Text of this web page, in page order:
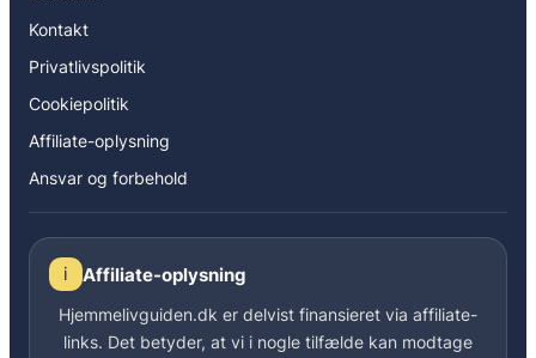
Kontakt
Privatlivspolitik
Cookiepolitik
Affiliate-oplysning
Ansvar og forbehold
i Affiliate-oplysning
Hjemmelivguiden.dk er delvist finansieret via affiliate-
links. Det betyder, at vi i nogle tilfælde kan modtage